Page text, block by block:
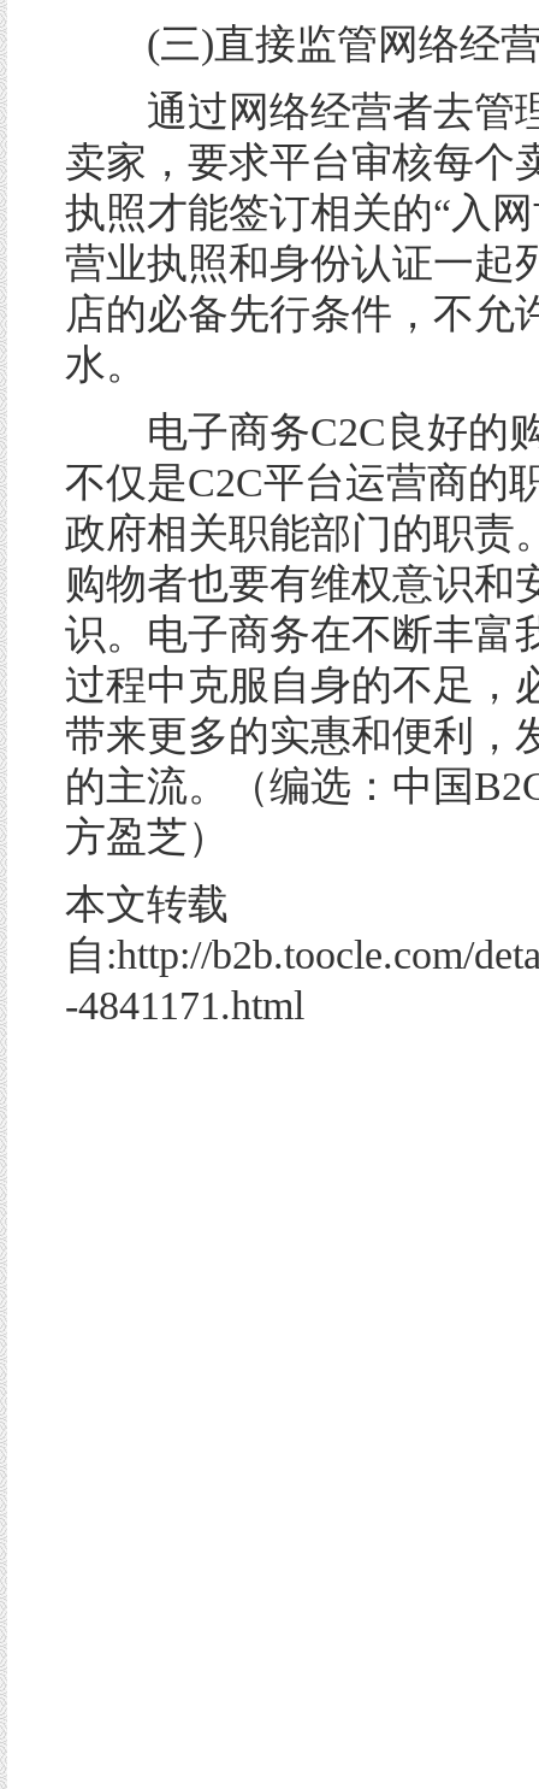
(三)直接监管网络经
通过网络经营者去管
卖家，要求平台审核每个
执照才能签订相关的“入
营业执照和身份认证一起
店的必备先行条件，不允
水。
电子商务C2C良好的
不仅是C2C平台运营商的
政府相关职能部门的职责
购物者也要有维权意识和
识。电子商务在不断丰富
过程中克服自身的不足，
带来更多的实惠和便利，
的主流。（编选：中国
方盈芝）
本文转载
自:http://b2b.toocle.com/
-4841171.html